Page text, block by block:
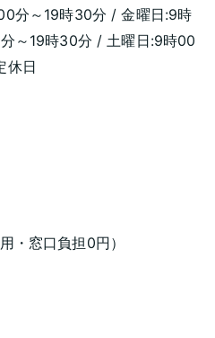
分～19時30分 / 金曜日:9時
～19時30分 / 土曜日:9時00
休日
・窓口負担0円）